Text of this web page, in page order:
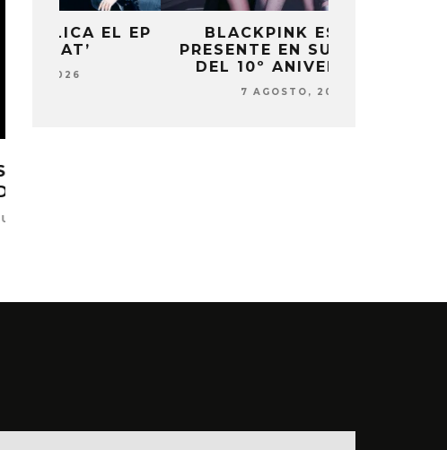
BLACKPINK ESTARÁ
PRESENTE EN SU EVENTO
DEL 10º ANIVERSARIO
7 AGOSTO, 2026